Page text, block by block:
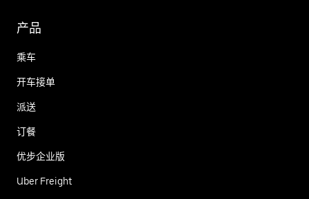
产品
乘车
开车接单
派送
订餐
优步企业版
Uber Freight